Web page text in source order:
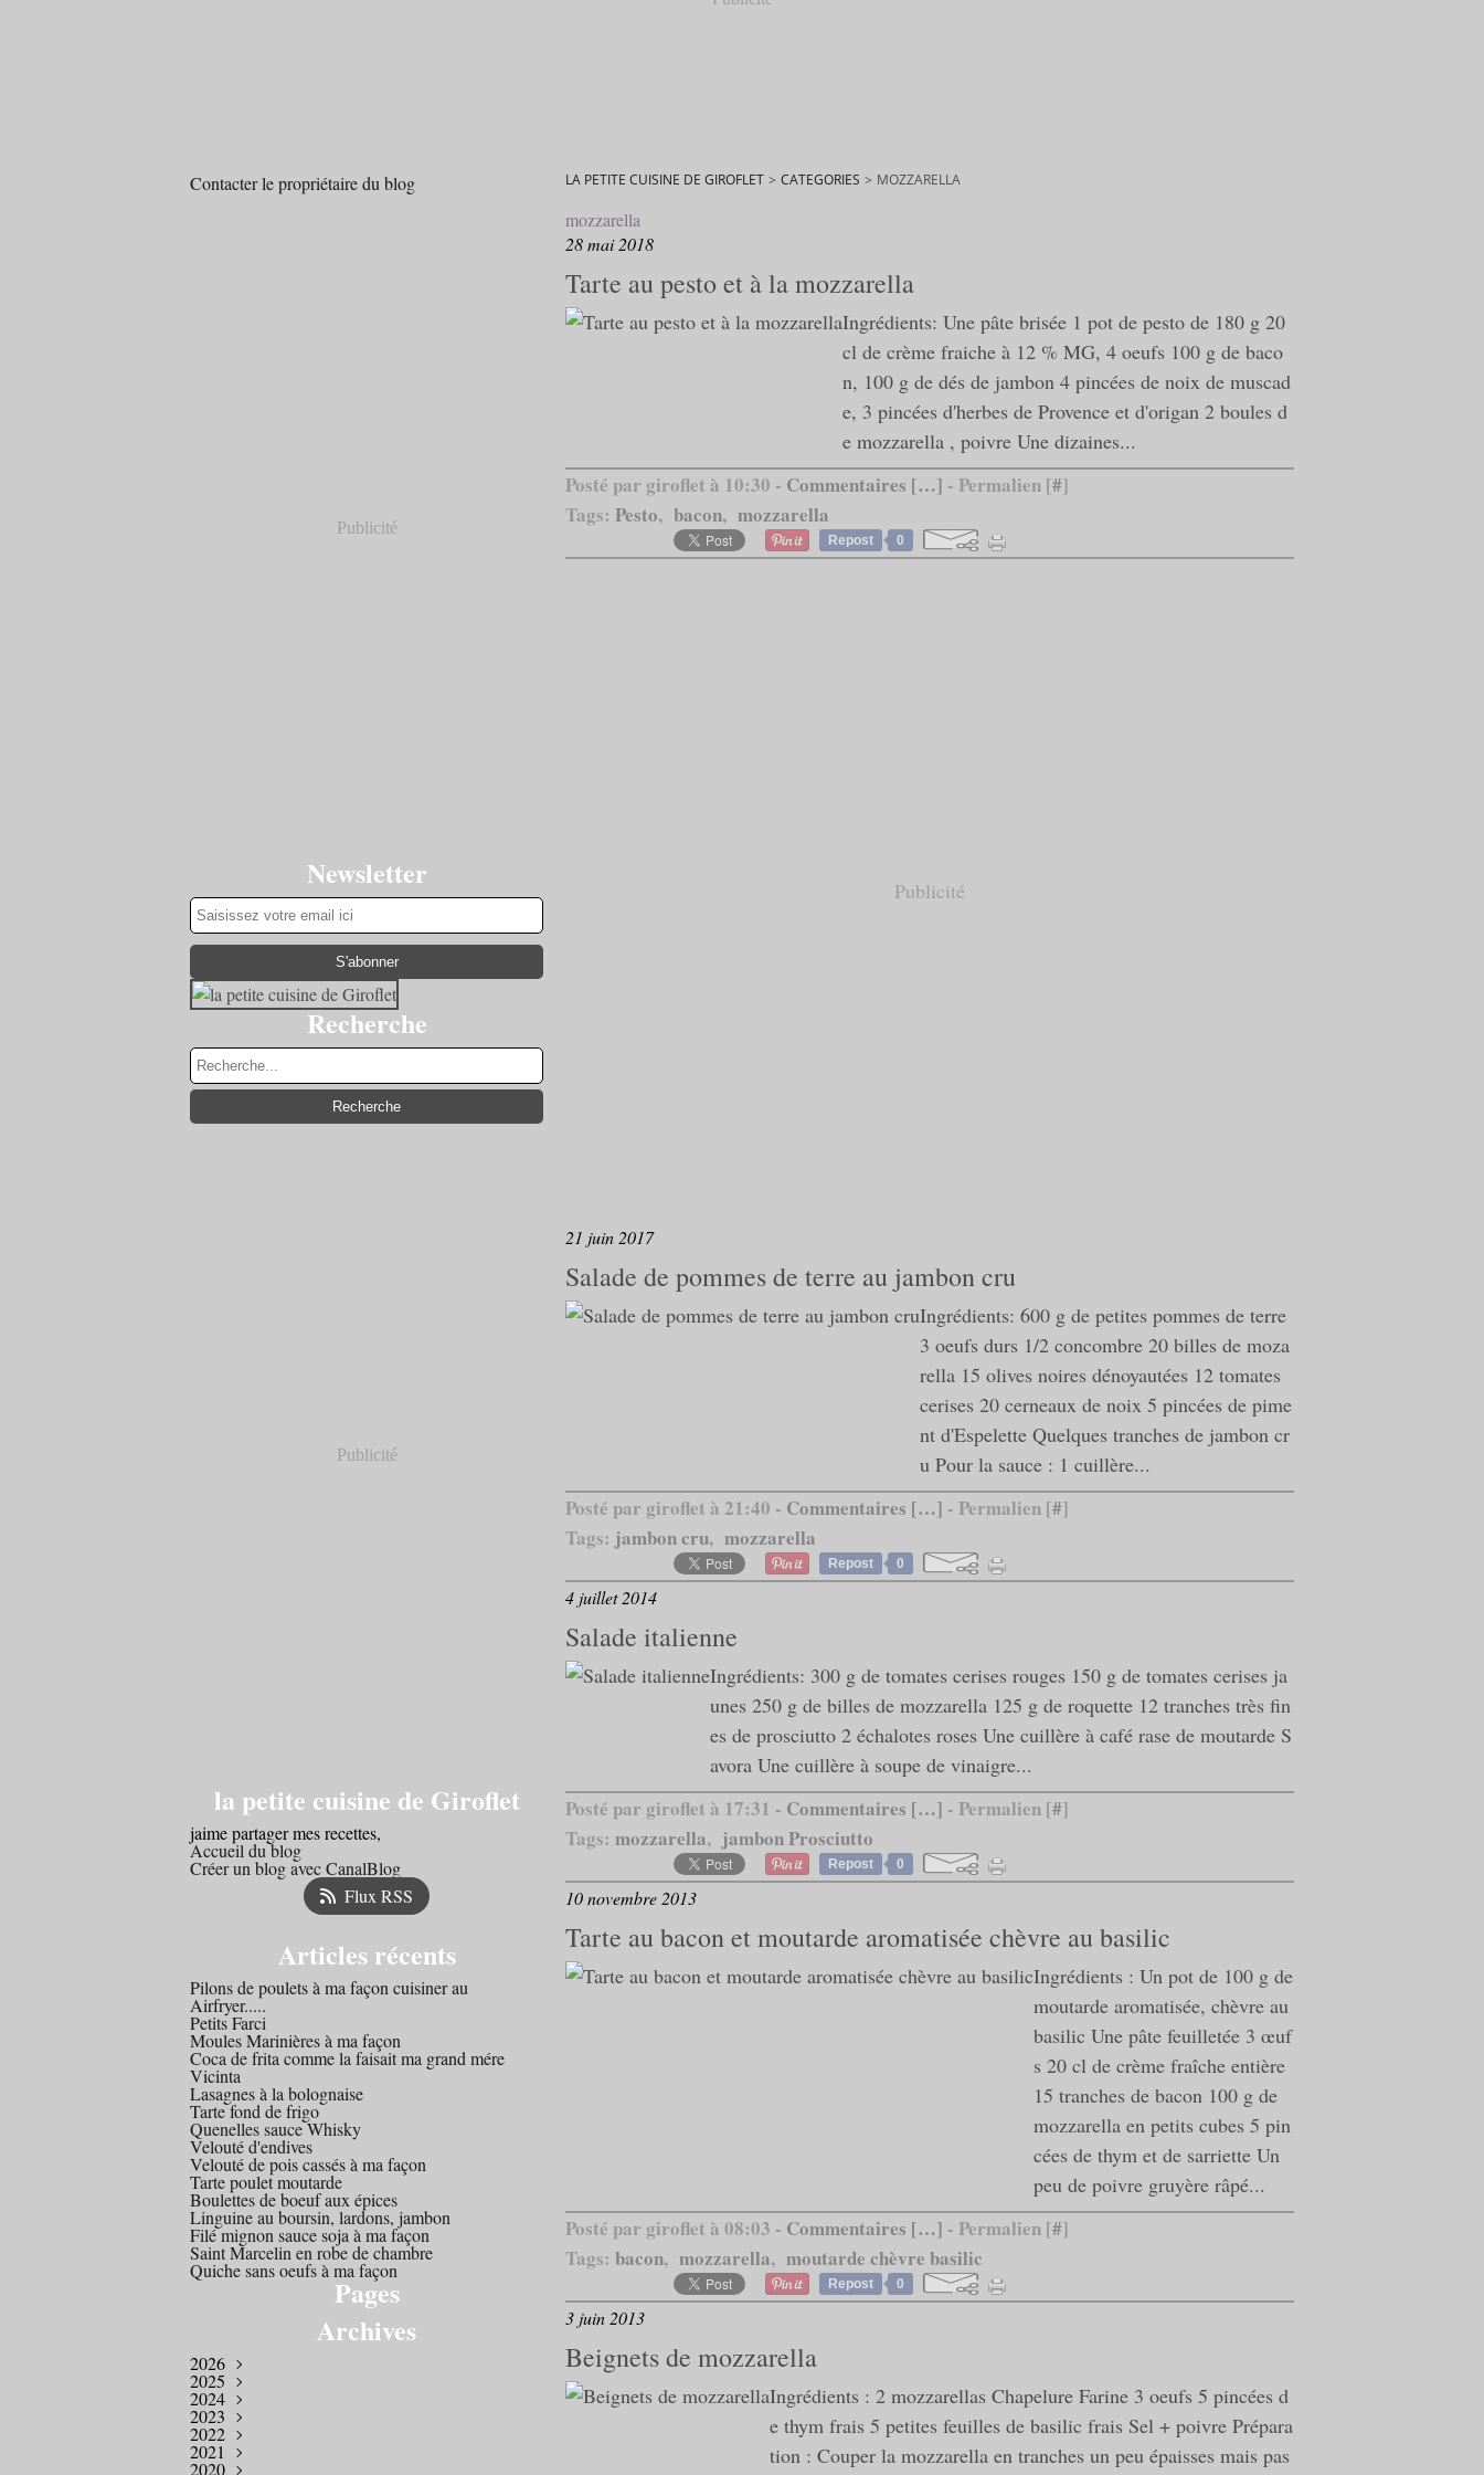
Contacter le propriétaire du blog
Publicité
Newsletter
Recherche
Publicité
la petite cuisine de Giroflet
jaime partager mes recettes,
Accueil du blog
Créer un blog avec CanalBlog
Flux RSS
Articles récents
Pilons de poulets à ma façon cuisiner au
Airfryer.....
Petits Farci
Moules Marinières à ma façon
Coca de frita comme la faisait ma grand mére
Vicinta
Lasagnes à la bolognaise
Tarte fond de frigo
Quenelles sauce Whisky
Velouté d'endives
Velouté de pois cassés à ma façon
Tarte poulet moutarde
Boulettes de boeuf aux épices
Linguine au boursin, lardons, jambon
Filé mignon sauce soja à ma façon
Saint Marcelin en robe de chambre
Quiche sans oeufs à ma façon
Pages
Archives
2026
Mars
2025
Octobre
Août
Juillet
Avril
Mars
2024
Décembre
Novembre
Octobre
Septembre
2023
Décembre
Novembre
Août
2022
Décembre
Novembre
2021
Novembre
2020
LA PETITE CUISINE DE GIROFLET > CATEGORIES > MOZZARELLA
mozzarella
28 mai 2018
Tarte au pesto et à la mozzarella
Ingrédients: Une pâte brisée 1 pot de pesto de 180 g 20
cl de crème fraiche à 12 % MG, 4 oeufs 100 g de baco
n, 100 g de dés de jambon 4 pincées de noix de muscad
e, 3 pincées d'herbes de Provence et d'origan 2 boules d
e mozzarella , poivre Une dizaines...
Posté par giroflet à 10:30 - Commentaires […] - Permalien [#]
Tags: Pesto, bacon, mozzarella
Repost 0
Publicité
21 juin 2017
Salade de pommes de terre au jambon cru
Ingrédients: 600 g de petites pommes de terre
3 oeufs durs 1/2 concombre 20 billes de moza
rella 15 olives noires dénoyautées 12 tomates
cerises 20 cerneaux de noix 5 pincées de pime
nt d'Espelette Quelques tranches de jambon cr
u Pour la sauce : 1 cuillère...
Posté par giroflet à 21:40 - Commentaires […] - Permalien [#]
Tags: jambon cru, mozzarella
Repost 0
4 juillet 2014
Salade italienne
Ingrédients: 300 g de tomates cerises rouges 150 g de tomates cerises ja
unes 250 g de billes de mozzarella 125 g de roquette 12 tranches très fin
es de prosciutto 2 échalotes roses Une cuillère à café rase de moutarde S
avora Une cuillère à soupe de vinaigre...
Posté par giroflet à 17:31 - Commentaires […] - Permalien [#]
Tags: mozzarella, jambon Prosciutto
Repost 0
10 novembre 2013
Tarte au bacon et moutarde aromatisée chèvre au basilic
Ingrédients : Un pot de 100 g de
moutarde aromatisée, chèvre au
basilic Une pâte feuilletée 3 œuf
s 20 cl de crème fraîche entière
15 tranches de bacon 100 g de
mozzarella en petits cubes 5 pin
cées de thym et de sarriette Un
peu de poivre gruyère râpé...
Posté par giroflet à 08:03 - Commentaires […] - Permalien [#]
Tags: bacon, mozzarella, moutarde chèvre basilic
Repost 0
3 juin 2013
Beignets de mozzarella
Ingrédients : 2 mozzarellas Chapelure Farine 3 oeufs 5 pincées d
e thym frais 5 petites feuilles de basilic frais Sel + poivre Prépara
tion : Couper la mozzarella en tranches un peu épaisses mais pas